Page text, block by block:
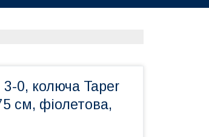
3-0, колюча Taper
см, фіолетова,